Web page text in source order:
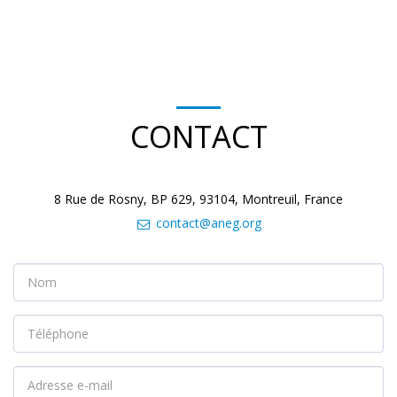
CONTACT
8 Rue de Rosny, BP 629, 93104, Montreuil, France
contact@aneg.org